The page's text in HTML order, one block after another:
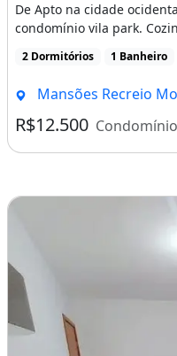
De Apto na cidade
condomínio vila park.
2 Dormitórios 1 Banheiro
Mansões Recreio
R$12.500